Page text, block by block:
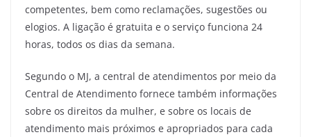
competentes, bem como reclamações, sugestões ou
elogios. A ligação é gratuita e o serviço funciona 24
horas, todos os dias da semana.
Segundo o MJ, a central de atendimentos por meio da
Central de Atendimento fornece também informações
sobre os direitos da mulher, e sobre os locais de
atendimento mais próximos e apropriados para cada